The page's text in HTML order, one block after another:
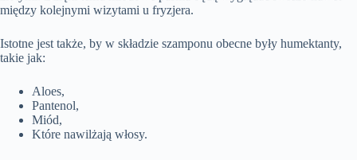
między kolejnymi wizytami u fryzjera.
Istotne jest także, by w składzie szamponu obecne były humektanty,
takie jak:
Aloes,
Pantenol,
Miód,
Które nawilżają włosy.